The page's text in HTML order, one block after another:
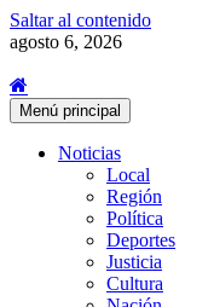
Saltar al contenido
agosto 6, 2026
Menú principal
Noticias
Local
Región
Política
Deportes
Justicia
Cultura